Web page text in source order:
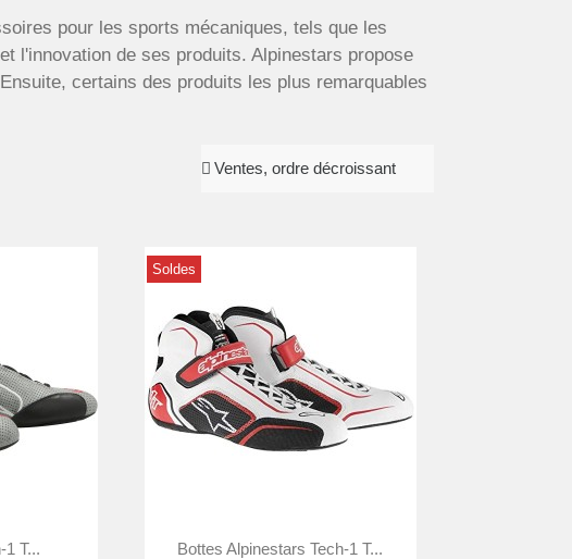
pour les sports mécaniques, tels que les
l'innovation de ses produits. Alpinestars propose
certains des produits les plus remarquables
1 T...
Soldes
Aperçu rapide
Bottes Alpinestars Tech-1 T...